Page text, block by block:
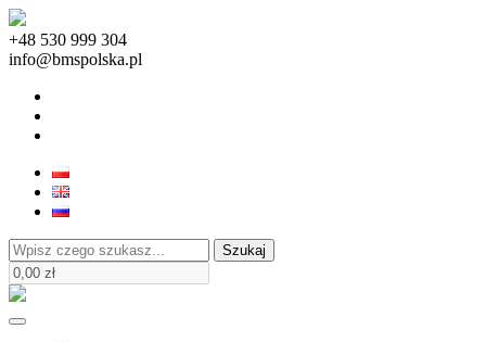
+48 530 999 304
info@bmspolska.pl
Szukaj